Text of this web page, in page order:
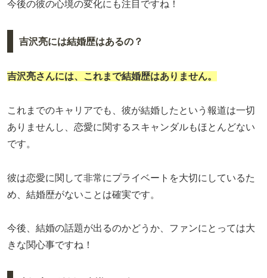
今後の彼の心境の変化にも注目ですね！
吉沢亮には結婚歴はあるの？
吉沢亮さんには、これまで結婚歴はありません。
これまでのキャリアでも、彼が結婚したという報道は一切
ありませんし、恋愛に関するスキャンダルもほとんどない
です。
彼は恋愛に関して非常にプライベートを大切にしているた
め、結婚歴がないことは確実です。
今後、結婚の話題が出るのかどうか、ファンにとっては大
きな関心事ですね！